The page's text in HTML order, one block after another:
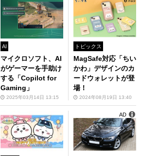
AI
マイクロソフト、AI
がゲーマーを手助け
する「Copilot for
Gaming」
2025年03月14日 13:15
トピックス
MagSafe対応「ちい
かわ」デザインのカ
ードウォレットが登
場！
2024年08月19日 13:40
AD